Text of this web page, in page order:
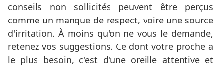
conseils non sollicités peuvent être perçus
comme un manque de respect, voire une source
d'irritation. À moins qu'on ne vous le demande,
retenez vos suggestions. Ce dont votre proche a
le plus besoin, c'est d'une oreille attentive et